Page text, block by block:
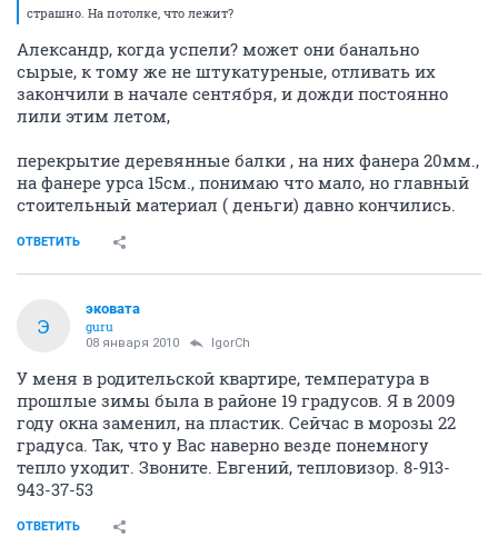
страшно. На потолке, что лежит?
Александр, когда успели? может они банально
сырые, к тому же не штукатуреные, отливать их
закончили в начале сентября, и дожди постоянно
лили этим летом,
перекрытие деревянные балки , на них фанера 20мм.,
на фанере урса 15см., понимаю что мало, но главный
стоительный материал ( деньги) давно кончились.
ОТВЕТИТЬ
Э
эковата
guru
08 января 2010 IgorCh
У меня в родительской квартире, температура в
прошлые зимы была в районе 19 градусов. Я в 2009
году окна заменил, на пластик. Сейчас в морозы 22
градуса. Так, что у Вас наверно везде понемногу
тепло уходит. Звоните. Евгений, тепловизор. 8-913-
943-37-53
ОТВЕТИТЬ